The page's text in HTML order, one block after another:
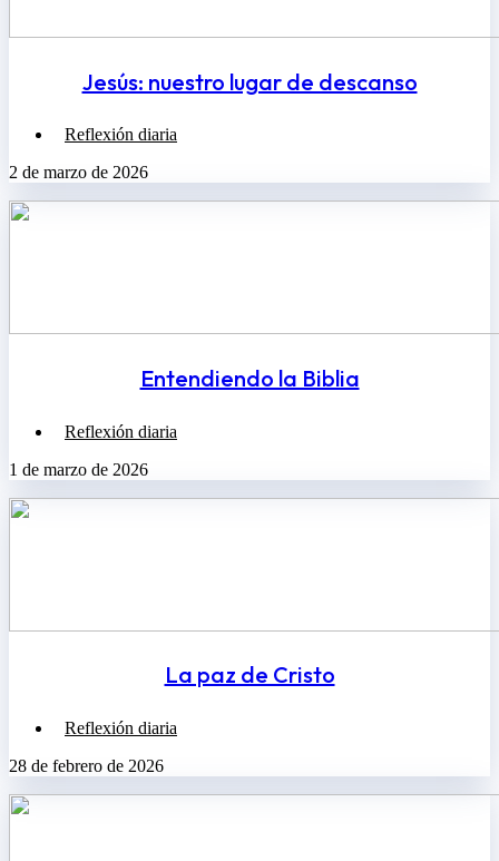
Jesús: nuestro lugar de descanso
Reflexión diaria
2 de marzo de 2026
Entendiendo la Biblia
Reflexión diaria
1 de marzo de 2026
La paz de Cristo
Reflexión diaria
28 de febrero de 2026